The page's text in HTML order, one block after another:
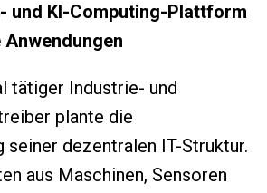
und KI-Computing-Plattform
tätiger Industrie- und
plante die
seiner dezentralen IT-Struktur.
aus Maschinen, Sensoren